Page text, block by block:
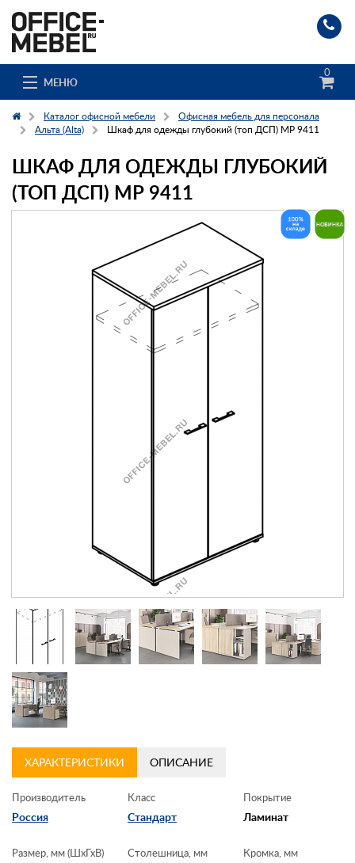
МЕНЮ
0
Каталог
О компании
Гос. заказчикам
Каталог офисной мебели
Офисная мебель для персонала
Альта (Alta)
Шкаф для одежды глубокий (топ ДСП) МР 9411
ШКАФ ДЛЯ ОДЕЖДЫ ГЛУБОКИЙ
(ТОП ДСП) МР 9411
ХАРАКТЕРИСТИКИ ОПИСАНИЕ
Производитель
Россия
Класс
Стандарт
Покрытие
Ламинат
Размер, мм (ШхГхВ) Столешница, мм Кромка, мм